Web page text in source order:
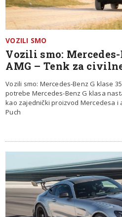
VOZILI SMO
Vozili smo: Mercedes-
AMG – Tenk za
Vozili smo: Mercedes-Benz G klase
potrebe Mercedes-Benz G klasa
kao zajednički proizvod Mercedesa i
Puch